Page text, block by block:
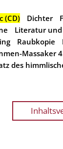
(CD) Dichter
Literatur und
Raubkopie
Massaker
des